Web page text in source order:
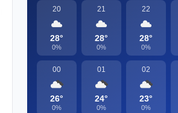
20
28°
0%
21
28°
0%
22
28°
0%
00
26°
0%
01
24°
0%
02
23°
0%